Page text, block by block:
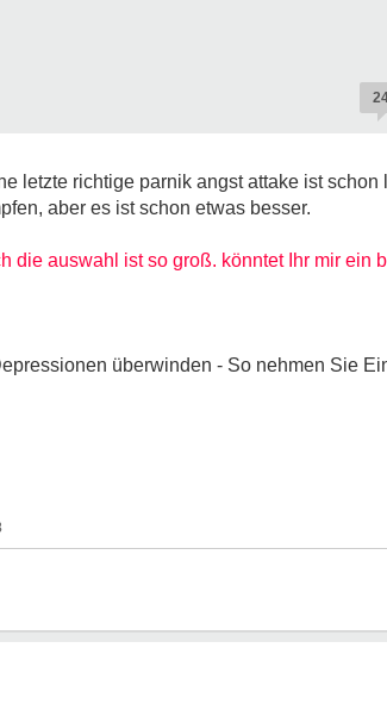
letzte richtige parnik angst attake ist schon
aber es ist schon etwas besser.
die auswahl ist so groß. könntet Ihr mir ein
überwinden - So nehmen Sie